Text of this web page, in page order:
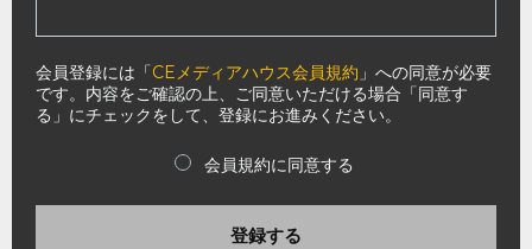
会員登録には「CEメディアハウス会員規約 」への同意が必要
です。内容をご確認の上、ご同意いただける場合「同意す
る」にチェックをして、登録にお進みください。
会員規約に同意する
登録する